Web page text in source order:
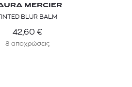
TOM FORD
365,00 € OFFER
MERCIER
BLUR BALM
42,60 €
8 αποχρώσεις